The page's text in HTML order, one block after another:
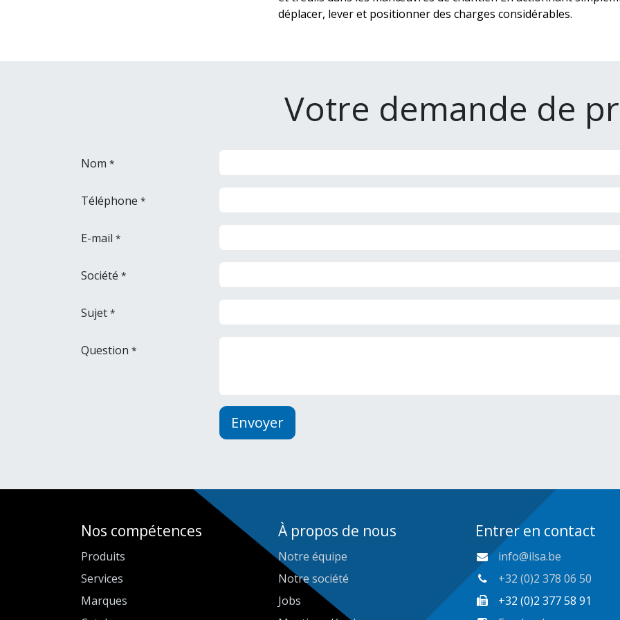
déplacer, lever et positionner des charges considérables.
Votre demande de
Nom *
Téléphone *
E-mail *
Société *
Sujet *
Question *
Envoyer
Nos compétences
Produits
Services
Marques
À propos de nous
Notre équipe
Notre société
Jobs
Entrer en contact
info@ilsa.be
+32 (0)2 378 06 50
+32 (0)2 377 58 91